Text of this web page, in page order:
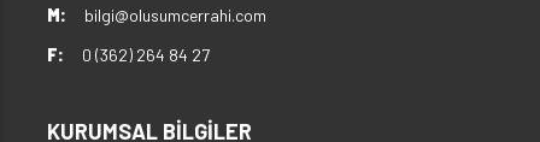
M:
bilgi@olusumcerrahi.com
F:
0 (362) 264 84 27
KURUMSAL BİLGİLER